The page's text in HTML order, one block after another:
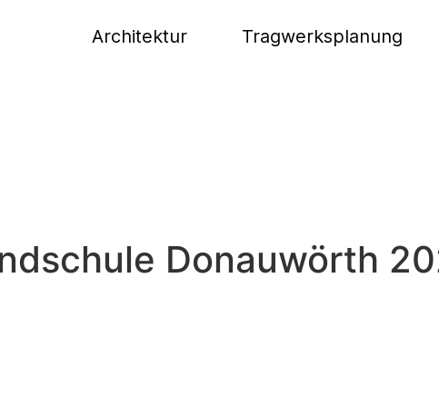
Architektur Tragwerksplanung
Donauwörth